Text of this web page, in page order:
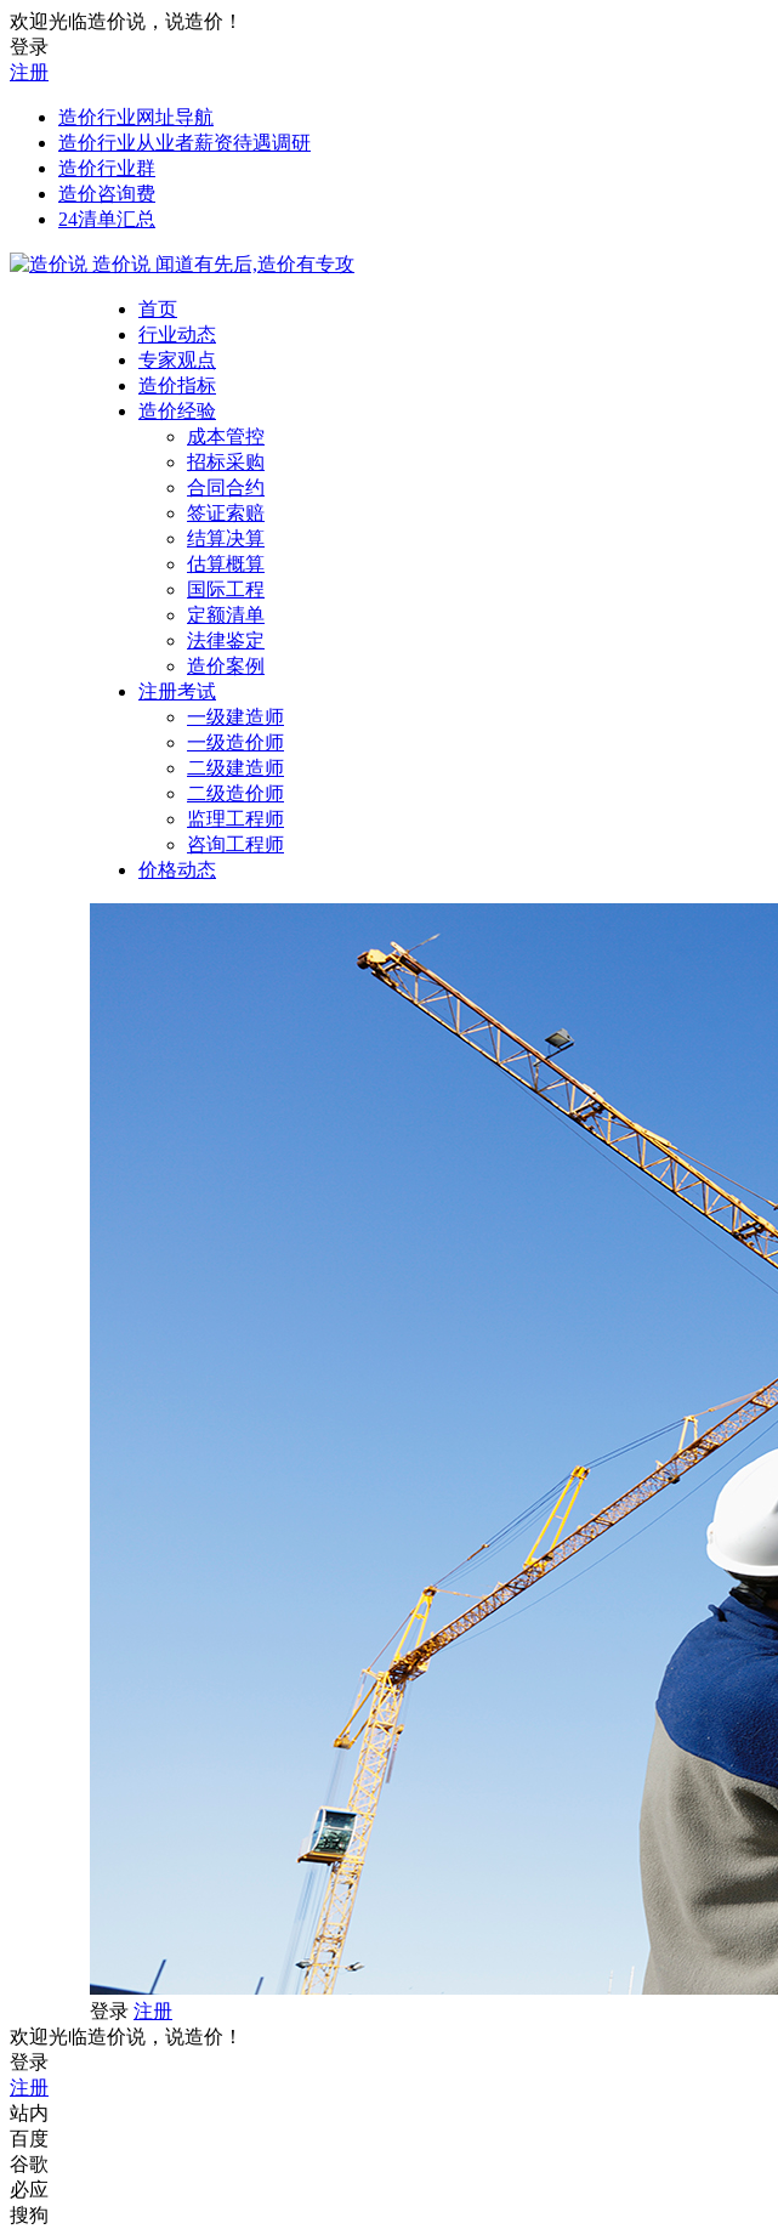
欢迎光临造价说，说造价！
登录
注册
造价行业网址导航
造价行业从业者薪资待遇调研
造价行业群
造价咨询费
24清单汇总
造价说 闻道有先后,造价有专攻
首页
行业动态
专家观点
造价指标
造价经验
成本管控
招标采购
合同合约
签证索赔
结算决算
估算概算
国际工程
定额清单
法律鉴定
造价案例
注册考试
一级建造师
一级造价师
二级建造师
二级造价师
监理工程师
咨询工程师
价格动态
登录 注册
欢迎光临造价说，说造价！
登录
注册
站内
百度
谷歌
必应
搜狗